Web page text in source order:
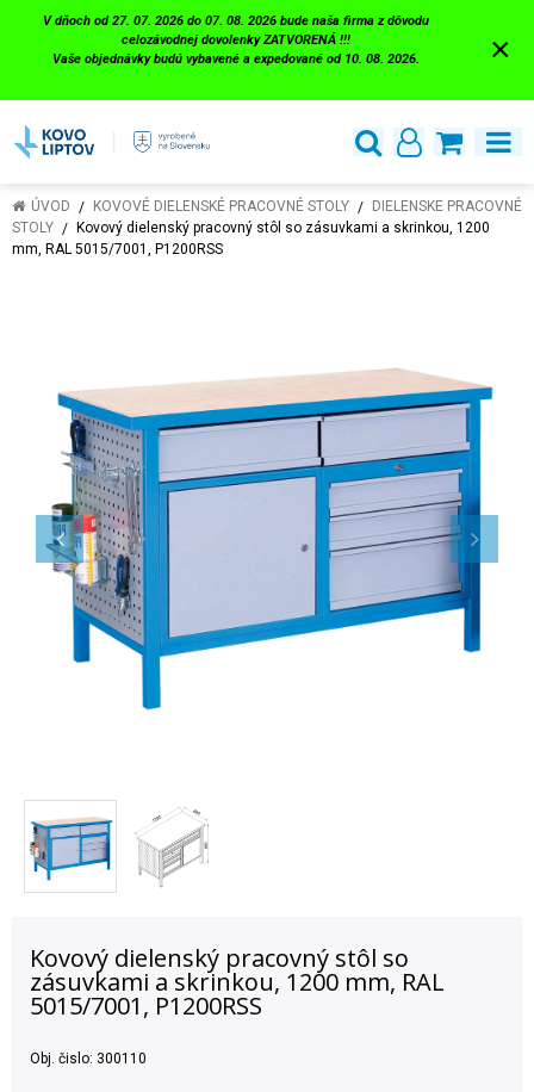
V dňoch od 27. 07. 2026 do 07. 08. 2026 bude naša firma z dôvodu
celozávodnej dovolenky ZATVORENÁ !!!
Vaše objednávky budú vybavené a expedované od 10. 08. 2026.
×
ÚVOD KOVOVÉ DIELENSKÉ PRACOVNÉ STOLY
DIELENSKE PRACOVNÉ
STOLY
Kovový dielenský pracovný stôl so zásuvkami a skrinkou, 1200
mm, RAL 5015/7001, P1200RSS
Kovový dielenský pracovný stôl so
zásuvkami a skrinkou, 1200 mm, RAL
5015/7001, P1200RSS
Obj. čislo: 300110